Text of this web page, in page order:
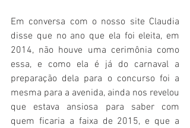
Em conversa com o nosso site Claudia
disse que no ano que ela foi eleita, em
2014, não houve uma cerimônia como
essa, e como ela é já do carnaval a
preparação dela para o concurso foi a
mesma para a avenida, ainda nos revelou
que estava ansiosa para saber com
quem ficaria a faixa de 2015, e que a